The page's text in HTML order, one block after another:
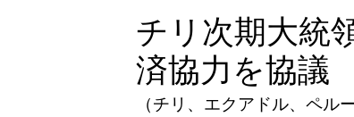
チリ次期大統
済協力を協議
（チリ、エクアドル、ペル